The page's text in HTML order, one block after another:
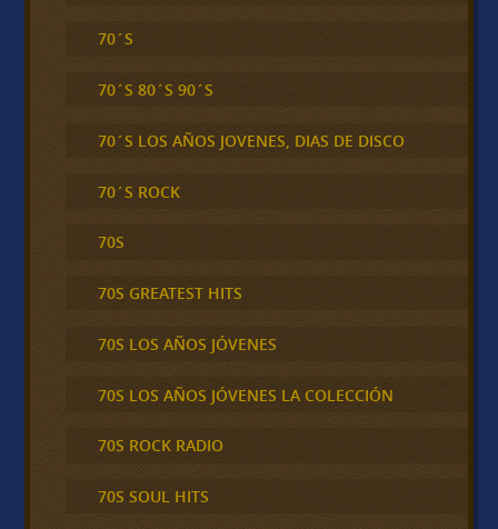
70´S
70´S 80´S 90´S
70´S LOS AÑOS JOVENES, DIAS DE DISCO
70´S ROCK
70S
70S GREATEST HITS
70S LOS AÑOS JÓVENES
70S LOS AÑOS JÓVENES LA COLECCIÓN
70S ROCK RADIO
70S SOUL HITS